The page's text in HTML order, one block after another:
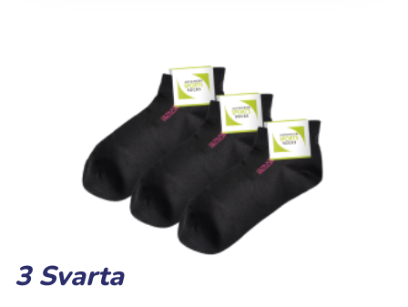
3 Svarta